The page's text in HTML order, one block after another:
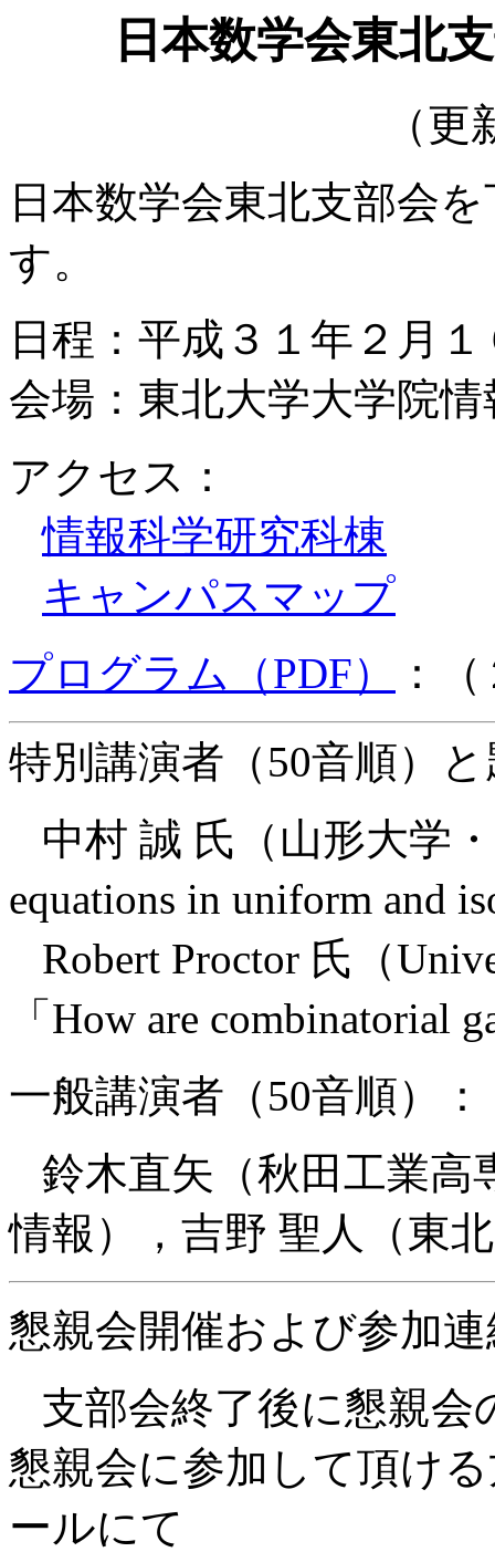
日本数学会東北
（
日本数学会東北支部会
す。
日程：平成３１年２月
会場：東北大学大学院
アクセス：
情報科学研究科棟
キャンパスマップ
プログラム（PDF）
：
特別講演者（50音順）
中村 誠 氏（山形大学
equations in uniform and
Robert Proctor 氏（
「How are combinatorial
一般講演者（50音順）：
鈴木直矢（秋田工業高
情報），吉野 聖人（東
懇親会開催および参加
支部会終了後に懇親会
懇親会に参加して頂け
ールにて